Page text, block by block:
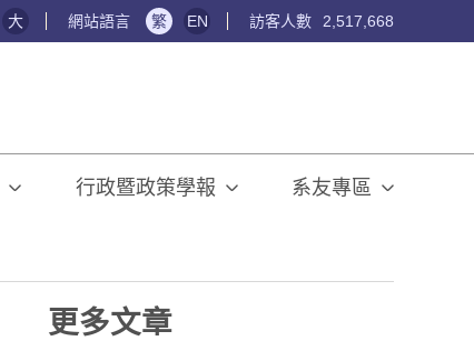
大 網站語言 繁 EN 訪客人數 2,517,668
行政暨政策學報 系友專區
更多文章